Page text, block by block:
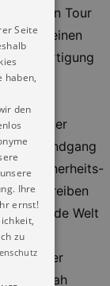
Tour
Ihnen einen
auf der
Rundgang
Sicherheits-
das Treiben
Welt
unserer
hautnah
Seite
haben,
den
Ihre
ernst!
zu